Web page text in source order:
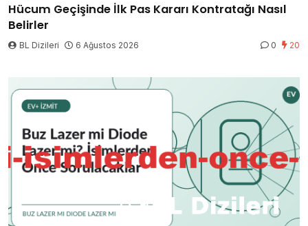
Hücum Geçişinde İlk Pas Kararı Kontratağı Nasıl
Belirler
BL Dizileri 6 Ağustos 2026 0 20